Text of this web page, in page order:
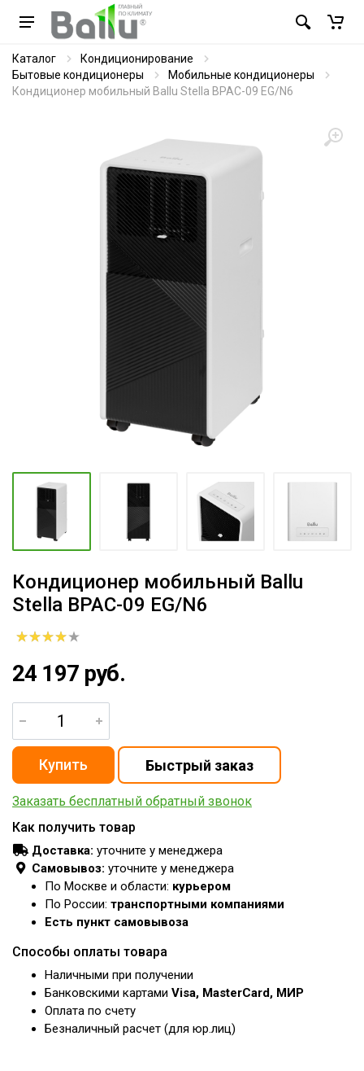
Каталог
Кондиционирование
Бытовые кондиционеры
Мобильные кондиционеры
Кондиционер мобильный Ballu Stella BPAC-09 EG/N6
Кондиционер мобильный Ballu
Stella BPAC-09 EG/N6
24 197 руб.
Заказать бесплатный обратный звонок
Как получить товар
Доставка: уточните у менеджера
Самовывоз: уточните у менеджера
По Москве и области: курьером
По России: транспортными компаниями
Есть пункт самовывоза
Способы оплаты товара
Наличными при получении
Банковскими картами Visa, MasterCard, МИР
Оплата по счету
Безналичный расчет (для юр.лиц)